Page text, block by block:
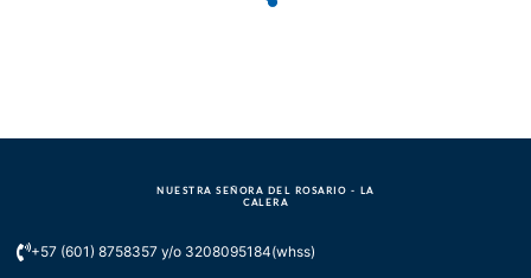
NUESTRA SEÑORA DEL ROSARIO - LA
CALERA
+57 (601) 8758357 y/o 3208095184(whss)